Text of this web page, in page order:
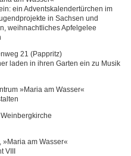
ein Adventskalendertürchen im
in Sachsen und
weihnachtliches Apfelgelee
21 (Pappritz)
laden in ihren Garten ein zu Musik
»Maria am Wasser«
»Maria am Wasser«
VIII